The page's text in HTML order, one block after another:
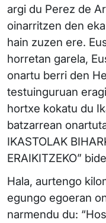
argi du Perez de
oinarritzen den
hain zuzen ere.
horretan garela,
onartu berri den
testuinguruan
hortxe kokatu du
batzarrean
IKASTOLAK
ERAIKITZEKO”
Hala, aurtengo
egungo egoeran
narmendu du: